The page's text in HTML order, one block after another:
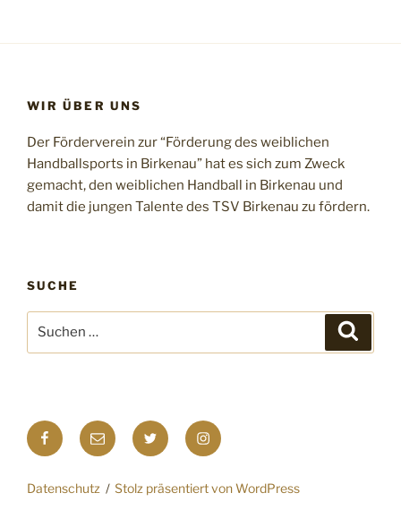
WIR ÜBER UNS
Der Förderverein zur “Förderung des weiblichen
Handballsports in Birkenau” hat es sich zum Zweck
gemacht, den weiblichen Handball in Birkenau und
damit die jungen Talente des TSV Birkenau zu fördern.
SUCHE
nach:
Facebook
E-
Mail
Twitter Instagram
Datenschutz Stolz präsentiert von WordPress